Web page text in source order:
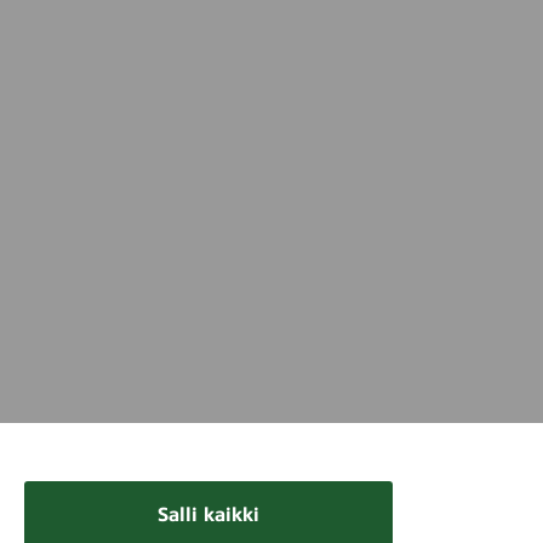
Salli kaikki